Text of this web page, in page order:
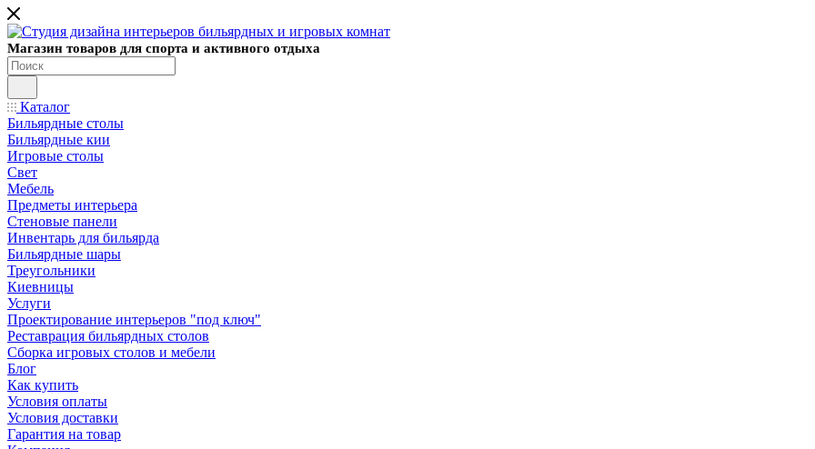
Магазин товаров для спорта и активного отдыха
Каталог
Бильярдные столы
Бильярдные кии
Игровые столы
Свет
Мебель
Предметы интерьера
Стеновые панели
Инвентарь для бильярда
Бильярдные шары
Треугольники
Киевницы
Услуги
Проектирование интерьеров "под ключ"
Реставрация бильярдных столов
Сборка игровых столов и мебели
Блог
Как купить
Условия оплаты
Условия доставки
Гарантия на товар